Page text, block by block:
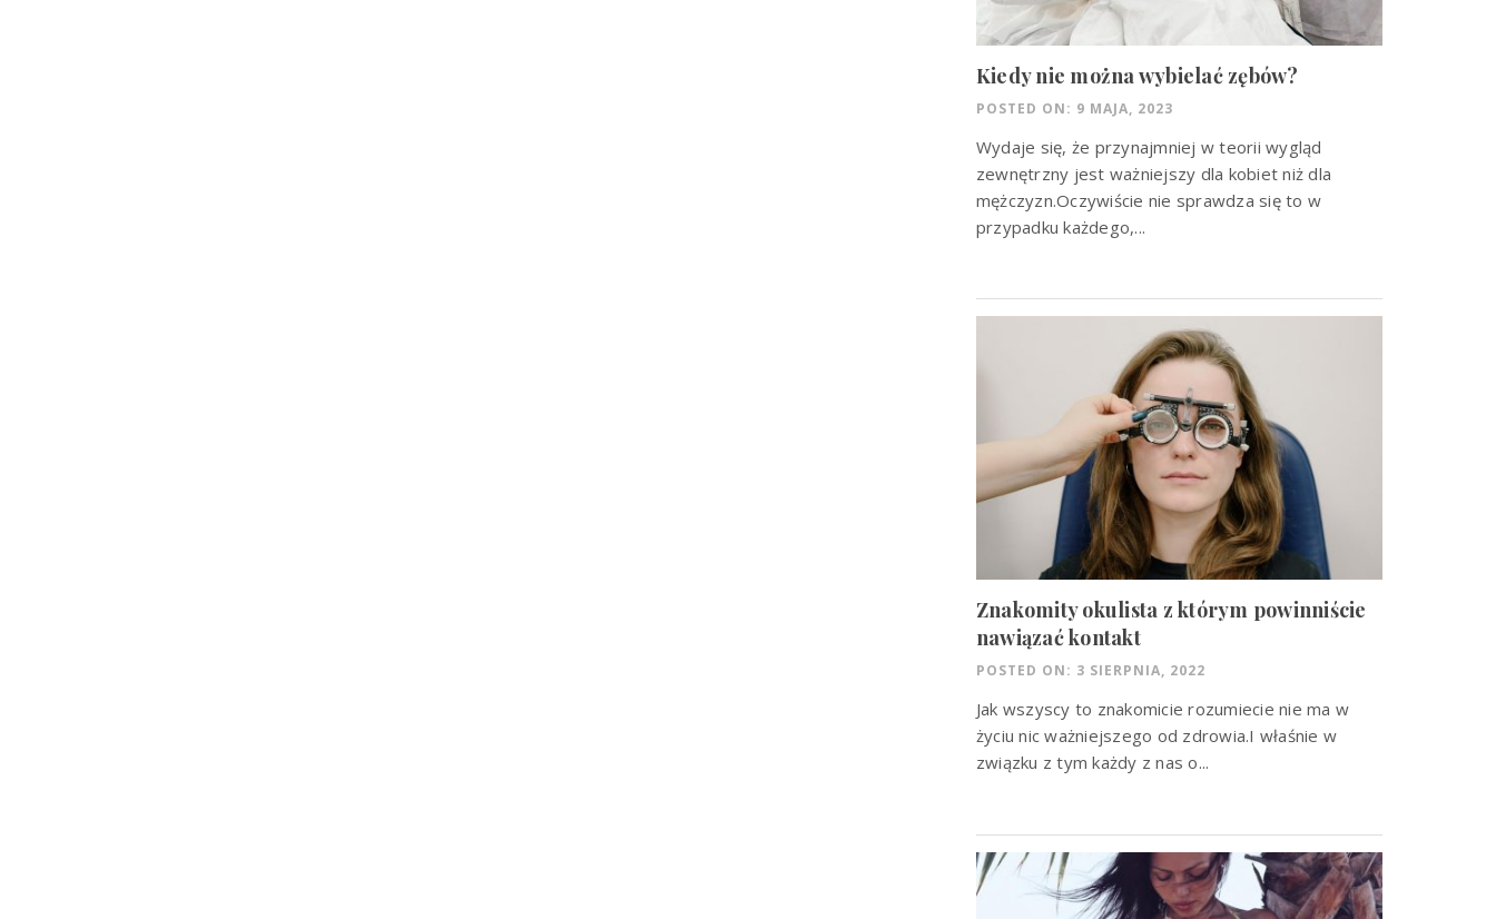
Kiedy nie można wybielać zębów?
POSTED ON: 9 MAJA, 2023
Wydaje się, że przynajmniej w teorii wygląd
zewnętrzny jest ważniejszy dla kobiet niż dla
mężczyzn.Oczywiście nie sprawdza się to w
przypadku każdego,...
Znakomity okulista z którym powinniście
nawiązać kontakt
POSTED ON: 3 SIERPNIA, 2022
Jak wszyscy to znakomicie rozumiecie nie ma w
życiu nic ważniejszego od zdrowia.I właśnie w
związku z tym każdy z nas o...